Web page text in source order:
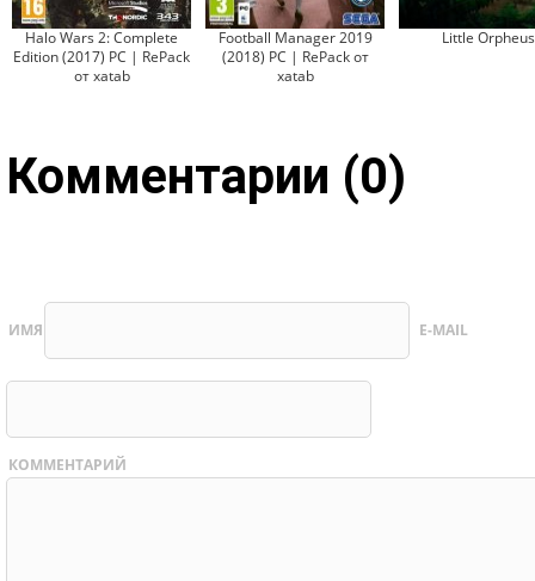
Halo Wars 2: Complete
Edition (2017) PC | RePack
от xatab
Football Manager 2019
(2018) PC | RePack от
xatab
Little Orpheus
Комментарии (0)
ИМЯ E-MAIL
КОММЕНТАРИЙ